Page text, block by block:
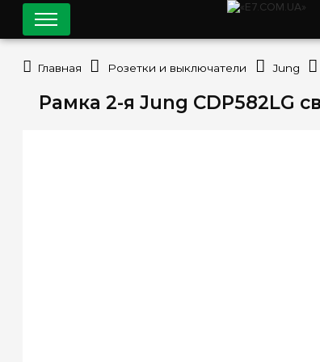
Рамка 2-я Jung CDP582LG
Главная Розетки и выключатели Jung